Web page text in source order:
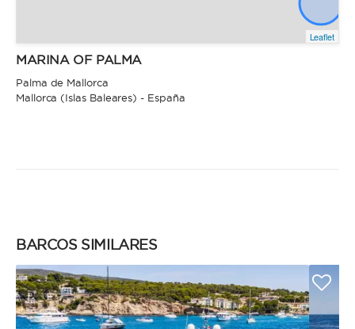
Leaflet
MARINA OF PALMA
Palma de Mallorca
Mallorca (Islas Baleares) - España
BARCOS SIMILARES